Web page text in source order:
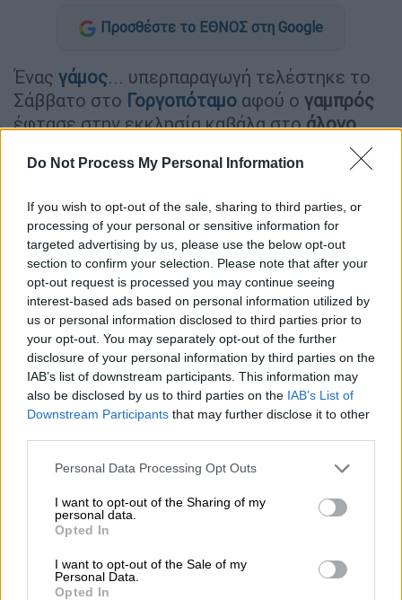
Do Not Process My Personal Information
If you wish to opt-out of the sale, sharing to third parties, or
processing of your personal or sensitive information for
targeted advertising by us, please use the below opt-out
section to confirm your selection. Please note that after your
opt-out request is processed you may continue seeing
interest-based ads based on personal information utilized by
us or personal information disclosed to third parties prior to
your opt-out. You may separately opt-out of the further
disclosure of your personal information by third parties on the
IAB’s list of downstream participants. This information may
also be disclosed by us to third parties on the IAB’s List of
Downstream Participants that may further disclose it to other
Please note that this website/app uses one or more Google
not limited to your visit or usage behaviour. You may click to
grant or deny consent to Google and its third-party tags to
use your data for below specified purposes in below Google
consent section.
Personal Data Processing Opt Outs
I want to opt-out of the Sharing of my
personal data.
Opted In
I want to opt-out of the Sale of my
Personal Data.
Opted In
Προσθέστε το ΕΘΝΟΣ στη Google
Ένας γάμος... υπερπαραγωγή τελέστηκε το
Σάββατο στο Γοργοπόταμο αφού ο γαμπρός
έφτασε στην εκκλησία καβάλα στοάλογο.
Όπως αναφέρει τοlamiareport.grο γαμπρός
ορχήστρας και πολλών ευτυχισμένων
συγγενών.
Το ζευγάρι, Άντα Τεμπέλη από το
Γοργοπόταμο και Λεωνίδας Κατσούλης, από
το Νέο Κρίκελλο, ενώθηκε με τα ιερά δεσμά
του γάμου μέσα σε ένα κλίμα χαράς και
διασκέδασης.
Η νύφη πάντως έφτασε με τα πόδια στην
εκκλησία συνοδεία της ορχήστρας, γεμάτη
με κέφι για χορό.